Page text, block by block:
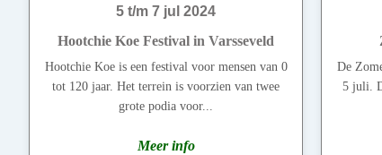
5 t/m 7 jul 2024
Hootchie Koe Festival in Varsseveld
Hootchie Koe is een festival voor mensen van 0
tot 120 jaar. Het terrein is voorzien van twee
grote podia voor...
Meer info
De
5 juli.